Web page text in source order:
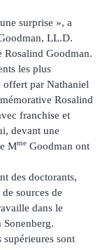
surprise », a
LL.D.
Rosalind Goodman.
les plus
offert par Nathaniel
Rosalind
franchise et
devant une
Mme Goodman ont
des doctorants,
sources de
dans le
Sonenberg.
supérieures sont